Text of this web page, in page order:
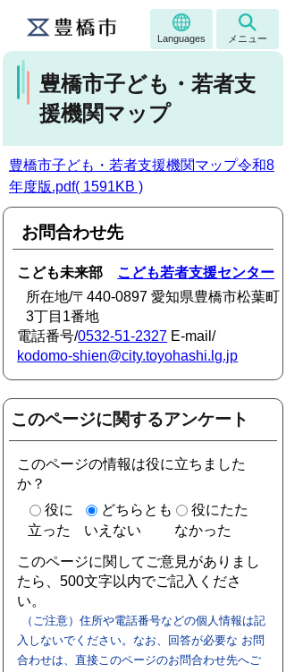
Languages メニュー
豊橋市子ども・若者支
援機関マップ
豊橋市子ども・若者支援機関マップ令和8
年度版.pdf( 1591KB )
お問合わせ先
こども未来部 こども若者支援センター
所在地/〒440-0897 愛知県豊橋市松葉町
3丁目1番地
電話番号/0532-51-2327 E-mail/
kodomo-shien@city.toyohashi.lg.jp
このページに関するアンケート
このページの情報は役に立ちました
か？
役に
立った
どちらとも
いえない
役にたた
なかった
このページに関してご意見がありまし
たら、500文字以内でご記入くださ
い。
（ご注意）住所や電話番号などの個人情報は記
入しないでください。なお、回答が必要な お問
合わせは、直接このページのお問合わせ先へご